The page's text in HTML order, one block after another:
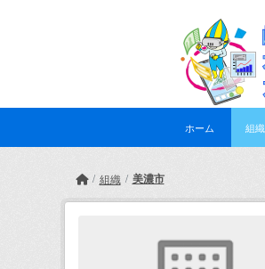
ホーム 組織
組織 美濃市